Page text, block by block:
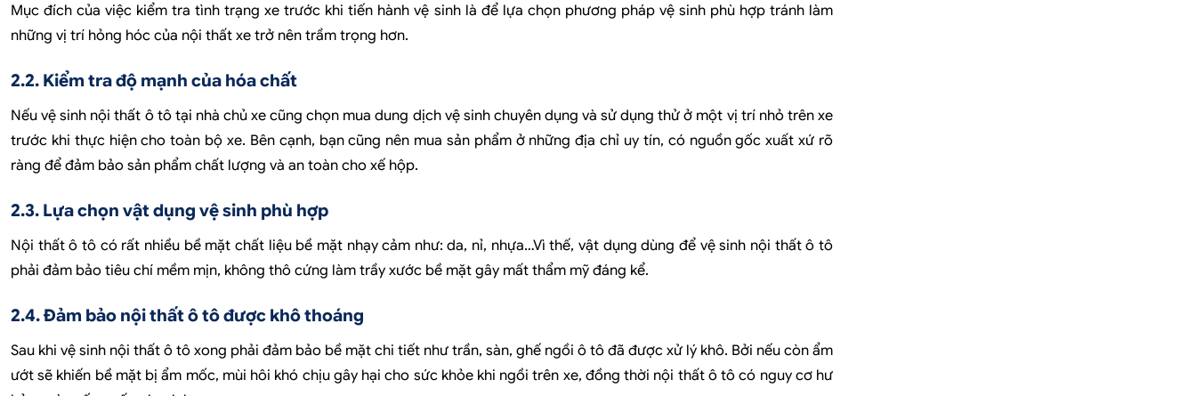
Mục đích của việc kiểm tra tình trạng xe trước khi tiến hành vệ sinh là để lựa chọn phương pháp vệ sinh phù hợp tránh làm
những vị trí hỏng hóc của nội thất xe trở nên trầm trọng hơn.
2.2. Kiểm tra độ mạnh của hóa chất
Nếu vệ sinh nội thất ô tô tại nhà chủ xe cũng chọn mua dung dịch vệ sinh chuyên dụng và sử dụng thử ở một vị trí nhỏ trên xe
trước khi thực hiện cho toàn bộ xe. Bên cạnh, bạn cũng nên mua sản phẩm ở những địa chỉ uy tín, có nguồn gốc xuất xứ rõ
ràng để đảm bảo sản phẩm chất lượng và an toàn cho xế hộp.
2.3. Lựa chọn vật dụng vệ sinh phù hợp
Nội thất ô tô có rất nhiều bề mặt chất liệu bề mặt nhạy cảm như: da, nỉ, nhựa…Vì thế, vật dụng dùng để vệ sinh nội thất ô tô
phải đảm bảo tiêu chí mềm mịn, không thô cứng làm trầy xước bề mặt gây mất thẩm mỹ đáng kể.
2.4. Đảm bảo nội thất ô tô được khô thoáng
Sau khi vệ sinh nội thất ô tô xong phải đảm bảo bề mặt chi tiết như trần, sàn, ghế ngồi ô tô đã được xử lý khô. Bởi nếu còn ẩm
ướt sẽ khiến bề mặt bị ẩm mốc, mùi hôi khó chịu gây hại cho sức khỏe khi ngồi trên xe, đồng thời nội thất ô tô có nguy cơ hư